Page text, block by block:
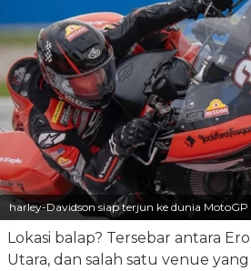
harley-Davidson siap terjun ke dunia MotoGP
Lokasi balap? Tersebar antara
Utara, dan salah satu venue